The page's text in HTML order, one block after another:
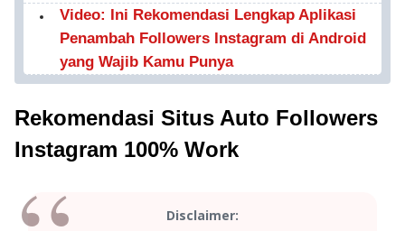
Video: Ini Rekomendasi Lengkap Aplikasi
Penambah Followers Instagram di Android
yang Wajib Kamu Punya
Rekomendasi Situs Auto Followers
Instagram 100% Work
Disclaimer: